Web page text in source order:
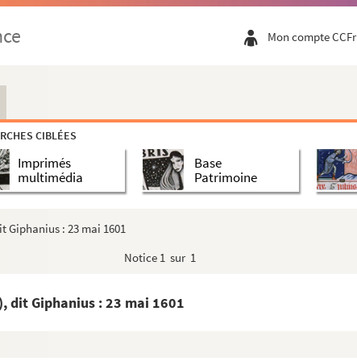
Mon compte CCFr
CIBLÉES
Imprimés
multimédia
Base
Patrimoine
Giphanius : 23 mai 1601
Notice 1 sur 1
dit Giphanius : 23 mai 1601
la famille de Maubouhans, alliée aux Chiflet, ...
portrait de Philippe Chiflet (1623)
Henry Prévost, roi d'armes du nom d'Artois (...
Chiflet par le P. André Blaird, minime
la célébration, par Philippe Chiflet, du mariag...
d'Andelot son appui pour Philippe Chiflet. ...
sollicités et obtenus par Jacques de S...